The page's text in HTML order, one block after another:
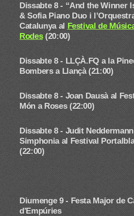
Dissabte 8 - “And the Winner
& Sofia Piano Duo i
Catalunya alFestival de
Rodes(20:00)
Dissabte 8 - LLÇÀ.FQ a la
Bombers a Llançà (21:00)
Dissabte 8 - Joan Dausà al
Món a Roses (22:00)
Dissabte 8 - Judit
Simphonia al Festival
(22:00)
Diumenge 9 - Festa Major de
d'Empúries